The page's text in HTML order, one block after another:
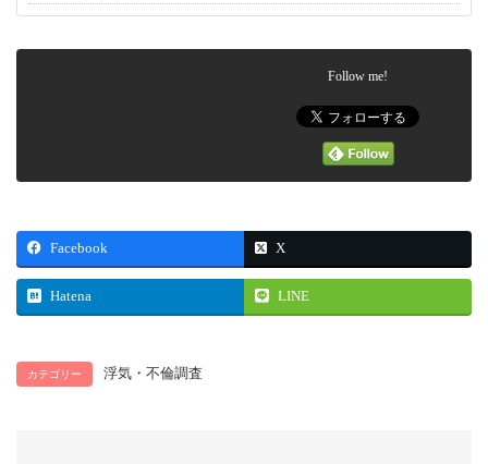
Follow me!
Facebook X
Hatena LINE
カテゴリー 浮気・不倫調査